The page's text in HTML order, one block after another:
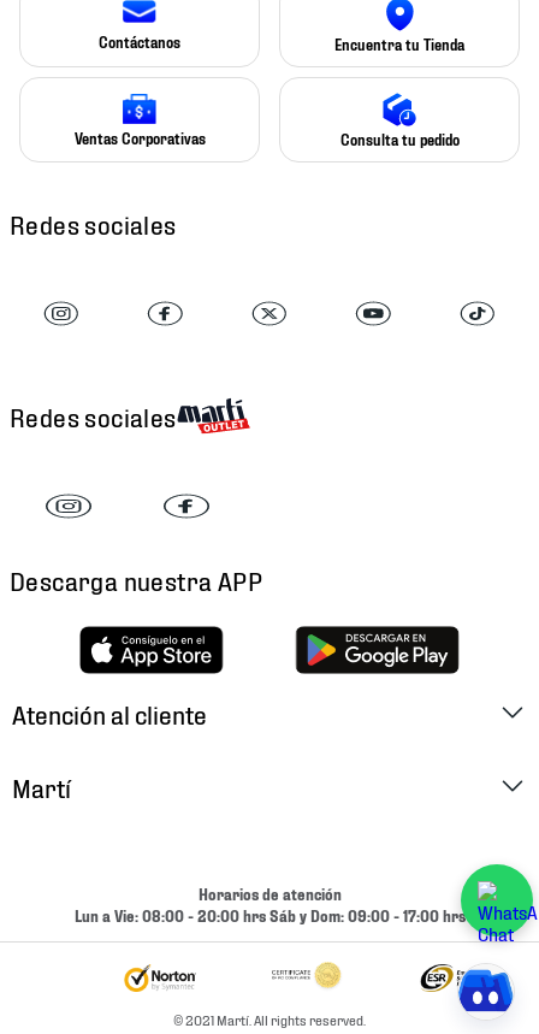
Contáctanos Encuentra tu Tienda
Ventas Corporativas Consulta tu pedido
Redes sociales
Redes sociales
Descarga nuestra APP
Atención al cliente
Cambios y Devoluciones
Condiciones de Entrega
Martí
Términos y Condiciones
Horarios de atención
Lun a Vie: 08:00 - 20:00 hrs Sáb y Dom: 09:00 - 17:00 hrs
© 2021 Martí. All rights reserved.